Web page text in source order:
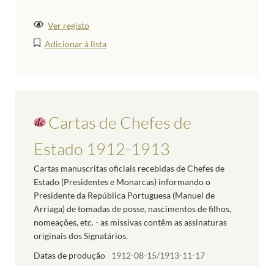
Ver registo
Adicionar à lista
Cartas de Chefes de
Estado 1912-1913
Cartas manuscritas oficiais recebidas de Chefes de
Estado (Presidentes e Monarcas) informando o
Presidente da República Portuguesa (Manuel de
Arriaga) de tomadas de posse, nascimentos de filhos,
nomeações, etc. - as missivas contêm as assinaturas
originais dos Signatários.
Datas de produção
1912-08-15/1913-11-17